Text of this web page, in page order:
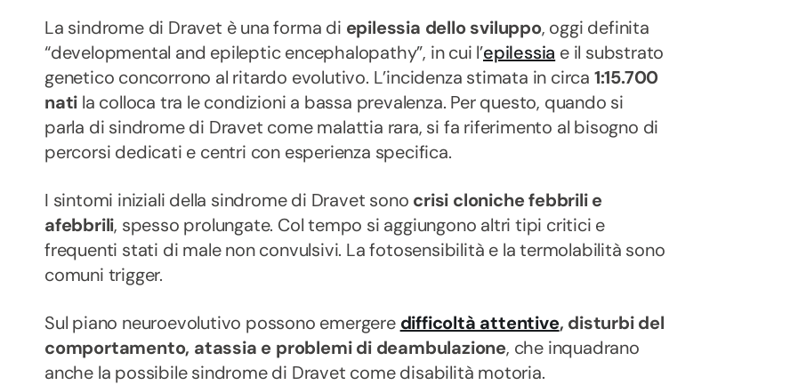
La sindrome di Dravet è una forma di epilessia dello sviluppo, oggi definita
“developmental and epileptic encephalopathy”, in cui l’epilessia e il substrato
genetico concorrono al ritardo evolutivo. L’incidenza stimata in circa 1:15.700
nati la colloca tra le condizioni a bassa prevalenza. Per questo, quando si
parla di sindrome di Dravet come malattia rara, si fa riferimento al bisogno di
percorsi dedicati e centri con esperienza specifica.
I sintomi iniziali della sindrome di Dravet sono crisi cloniche febbrili e
afebbrili, spesso prolungate. Col tempo si aggiungono altri tipi critici e
frequenti stati di male non convulsivi. La fotosensibilità e la termolabilità sono
comuni trigger.
Sul piano neuroevolutivo possono emergere difficoltà attentive, disturbi del
comportamento, atassia e problemi di deambulazione, che inquadrano
anche la possibile sindrome di Dravet come disabilità motoria.